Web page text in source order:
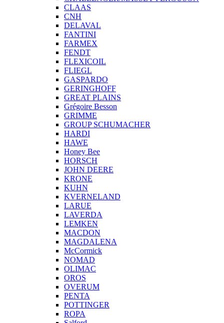
CLAAS
CNH
DELAVAL
FANTINI
FARMEX
FENDT
FLEXICOIL
FLIEGL
GASPARDO
GERINGHOFF
GREAT PLAINS
Grégoire Besson
GRIMME
GROUP SCHUMACHER
HARDI
HAWE
Honey Bee
HORSCH
JOHN DEERE
KRONE
KUHN
KVERNELAND
LARUE
LAVERDA
LEMKEN
MACDON
MAGDALENA
McCormick
NOMAD
OLIMAC
OROS
OVERUM
PENTA
POTTINGER
ROPA